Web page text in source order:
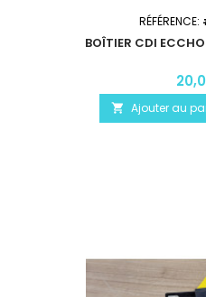
RÉFÉRENCE:
BOÎTIER CDI
 Ajouter au